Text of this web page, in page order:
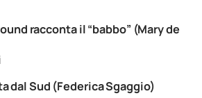
racconta il “babbo” (Mary de
dal Sud (Federica Sgaggio)